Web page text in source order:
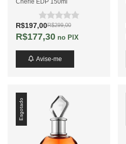
Cherie EDP 150ml
R$197,00R$299,00
R$177,30 no PIX
Avise-me
Esgotado